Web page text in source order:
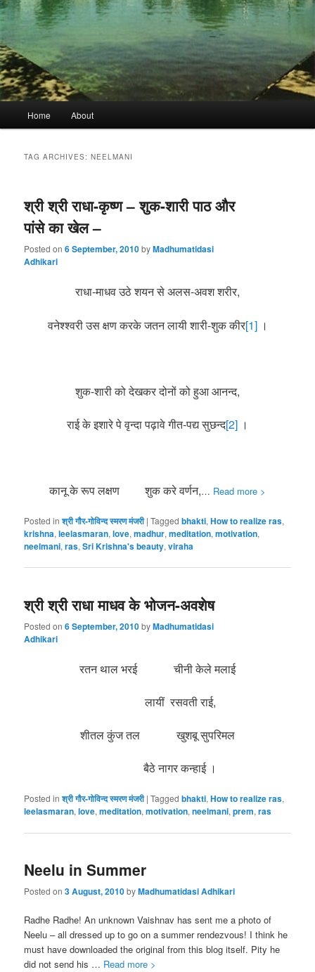
Home About
TAG ARCHIVES:NEELMANI
श्री श्री राधा-कृष्ण – शुक-शारी पाठ और
पांसे का खेल –
Posted on6 September, 2010byMadhumatidasi
Adhikari
राधा-माधव उठे शयन से अलस-अवश शरीर,
वनेश्श्वरी उस क्षण करके जतन लायी शारी-शुक कीर[1]।
शुक-शारी को देखकर दोनों को हुआ आनन्द,
राई के इशारे पे वृन्दा पढ़ावे गीत-पद्य सुछन्द[2] ।
कानू के रूप लक्षण शुक करे वर्णन,… Read more >
Posted in श्री गौर-गोविन्द स्मरण मंजरी |Tagged bhakti,How to realize ras,
krishna,leelasmaran,love,madhur,meditation,motivation,
neelmani,ras,Sri Krishna's beauty,viraha
श्री श्री राधा माधव के भोजन-अवशेष
Posted on6 September, 2010byMadhumatidasi
Adhikari
रतन थाल भरई चीनी केले मलाई
लायीं रसवती राई,
शीतल कुंज तल खुशबू सुपरिमल
बैठे नागर कन्हाई ।
Posted in श्री गौर-गोविन्द स्मरण मंजरी |Tagged bhakti,How to realize ras,
leelasmaran,love,meditation,motivation,neelmani,prem,ras
Neelu in Summer
Posted on3 August, 2010byMadhumatidasi Adhikari
Radhe Radhe! An unknown Vaishnav has sent me a photo of
Neelu – all dressed up to go on a summer rendezvous! I think he
must have downloaded the original from this blog itself. Pity he
did not send his … Read more >